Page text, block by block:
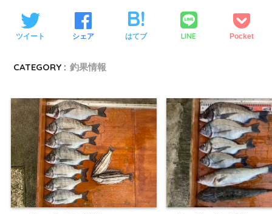
ツイート シェア はてブ LINE Pocket
CATEGORY : 釣果情報